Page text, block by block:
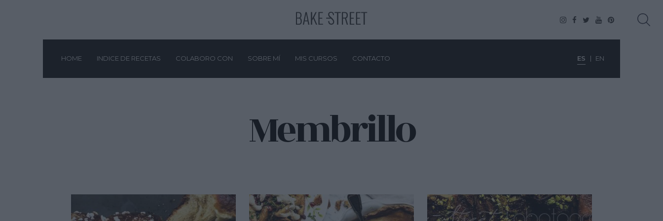
HOME INDICE DE RECETAS COLABORO CON SOBRE MÍ MIS CURSOS CONTACTO ES EN
Membrillo